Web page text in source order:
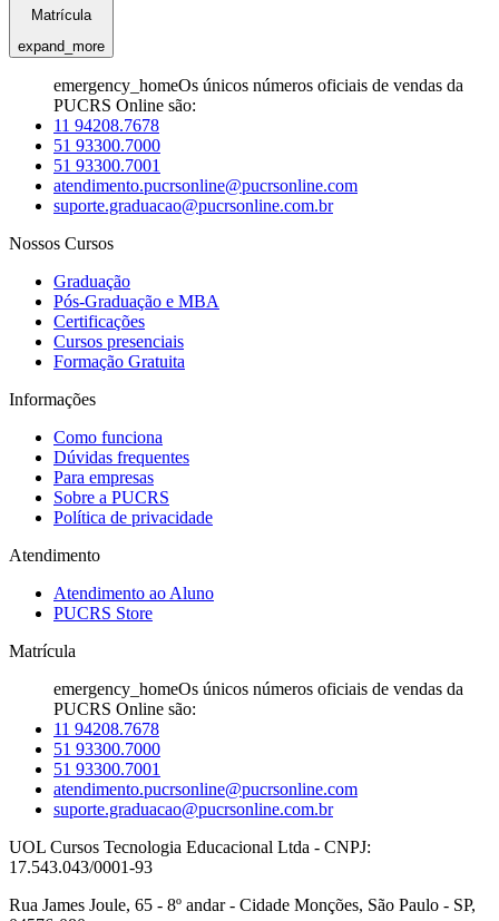
Matrícula
expand_more
emergency_homeOs únicos números oficiais de vendas da
PUCRS Online são:
11 94208.7678
51 93300.7000
51 93300.7001
atendimento.pucrsonline@pucrsonline.com
suporte.graduacao@pucrsonline.com.br
Nossos Cursos
Graduação
Pós-Graduação e MBA
Certificações
Cursos presenciais
Formação Gratuita
Informações
Como funciona
Dúvidas frequentes
Para empresas
Sobre a PUCRS
Política de privacidade
Atendimento
Atendimento ao Aluno
PUCRS Store
Matrícula
emergency_homeOs únicos números oficiais de vendas da
PUCRS Online são:
11 94208.7678
51 93300.7000
51 93300.7001
atendimento.pucrsonline@pucrsonline.com
suporte.graduacao@pucrsonline.com.br
UOL Cursos Tecnologia Educacional Ltda - CNPJ:
17.543.043/0001-93
Rua James Joule, 65 - 8º andar - Cidade Monções, São Paulo - SP,